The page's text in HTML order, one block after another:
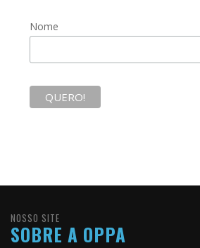
Nome
NOSSO SITE
SOBRE A OPPA